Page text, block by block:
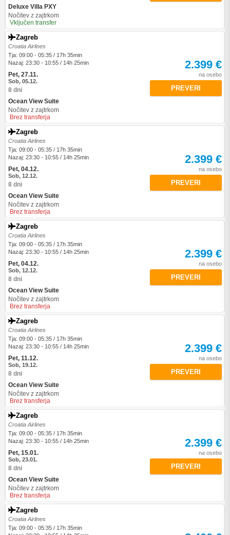
Deluxe Villa PXY
Nočitev z zajtrkom
Vključen transfer
Zagreb
Croatia Airlines
Tja: 09:00 - 05:35 / 17h 35min
Nazaj: 23:30 - 10:55 / 14h 25min
Pet, 27.11.
Sob, 05.12.
8 dni
Ocean View Suite
Nočitev z zajtrkom
Brez transferja
2.399 €
na osebo
PREVERI
Zagreb
Croatia Airlines
Tja: 09:00 - 05:35 / 17h 35min
Nazaj: 23:30 - 10:55 / 14h 25min
Pet, 04.12.
Sob, 12.12.
8 dni
Ocean View Suite
Nočitev z zajtrkom
Brez transferja
2.399 €
na osebo
PREVERI
Zagreb
Croatia Airlines
Tja: 09:00 - 05:35 / 17h 35min
Nazaj: 23:30 - 10:55 / 14h 25min
Pet, 04.12.
Sob, 12.12.
8 dni
Ocean View Suite
Nočitev z zajtrkom
Brez transferja
2.399 €
na osebo
PREVERI
Zagreb
Croatia Airlines
Tja: 09:00 - 05:35 / 17h 35min
Nazaj: 23:30 - 10:55 / 14h 25min
Pet, 11.12.
Sob, 19.12.
8 dni
Ocean View Suite
Nočitev z zajtrkom
Brez transferja
2.399 €
na osebo
PREVERI
Zagreb
Croatia Airlines
Tja: 09:00 - 05:35 / 17h 35min
Nazaj: 23:30 - 10:55 / 14h 25min
Pet, 15.01.
Sob, 23.01.
8 dni
Ocean View Suite
Nočitev z zajtrkom
Brez transferja
2.399 €
na osebo
PREVERI
Zagreb
Croatia Airlines
Tja: 09:00 - 05:35 / 17h 35min